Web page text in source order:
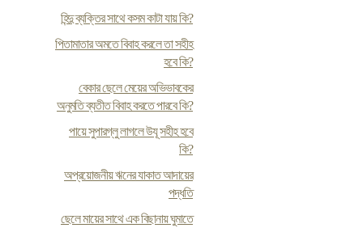
হিন্দু ব্যক্তির সাথে কসম কাটা যায় কি?
পিতামাতার অমতে বিবাহ করলে তা সহীহ
হবে কি?
বেকার ছেলে মেয়ের অভিভাবকের
অনুমতি ব্যতীত বিবাহ করতে পারবে কি?
পায়ে সুপারগ্লু লাগলে উযূ সহীহ হবে
কি?
অপ্রয়োজনীয় ঋনের যাকাত আদায়ের
পদ্ধতি
ছেলে মায়ের সাথে এক বিছানায় ঘুমাতে